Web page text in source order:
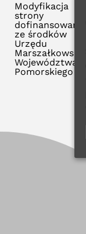
Modyfikacja
strony
dofinansowana
ze środków
Urzędu
Województwa
Pomorskiego